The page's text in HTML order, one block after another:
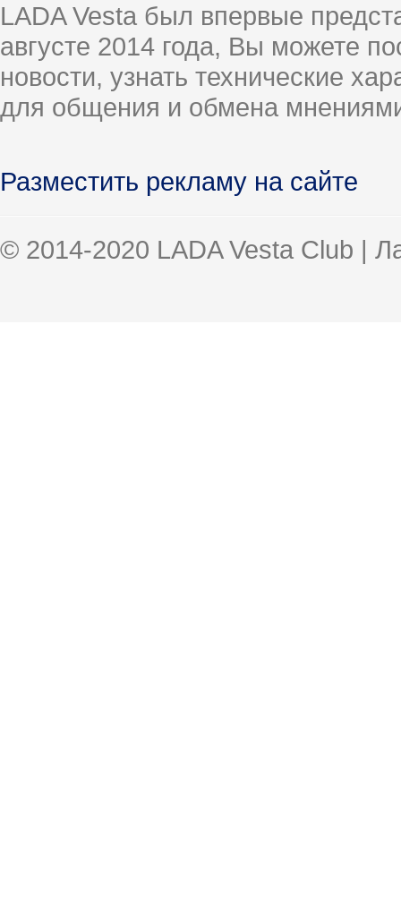
LADA Vesta был впервые
августе 2014 года, Вы можете
новости, узнать технические
для общения и обмена
Разместить рекламу на сайте
© 2014-2020 LADA Vesta Club |